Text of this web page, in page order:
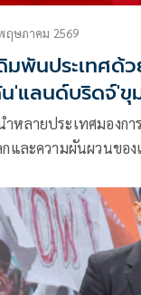
ฤษภาคม 2569
มพันประเทศด้
'แลนด์บริดจ์'ขุ
ำหลายประเทศมองก
กและความผันผวนของ